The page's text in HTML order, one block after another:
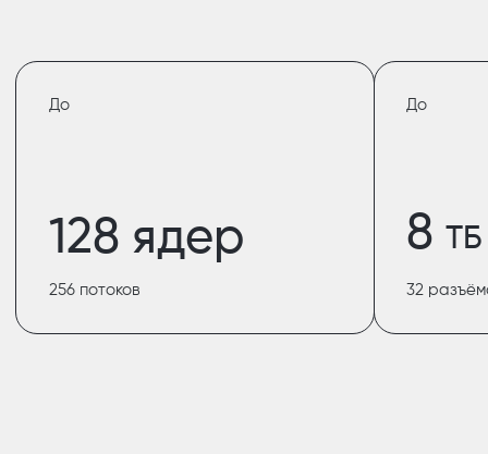
До
128 ядер
256 потоков
До
8ТБ
32